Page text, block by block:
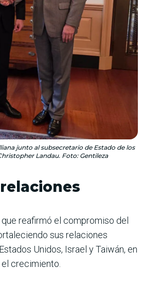
junto al subsecretario de Estado de los
Landau. Foto: Gentileza
reafirmó el compromiso del
sus relaciones
Unidos, Israel y Taiwán, en
crecimiento.